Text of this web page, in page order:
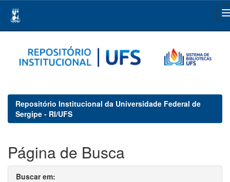
navigation
Repositório Institucional da Universidade Federal de
Sergipe - RI/UFS
Página de Busca
Buscar em: